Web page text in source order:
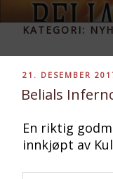
til
Norsk
KATEGORI:
PUBLISERT
21. DESEMBER
Belials
En riktig
innkjøpt av